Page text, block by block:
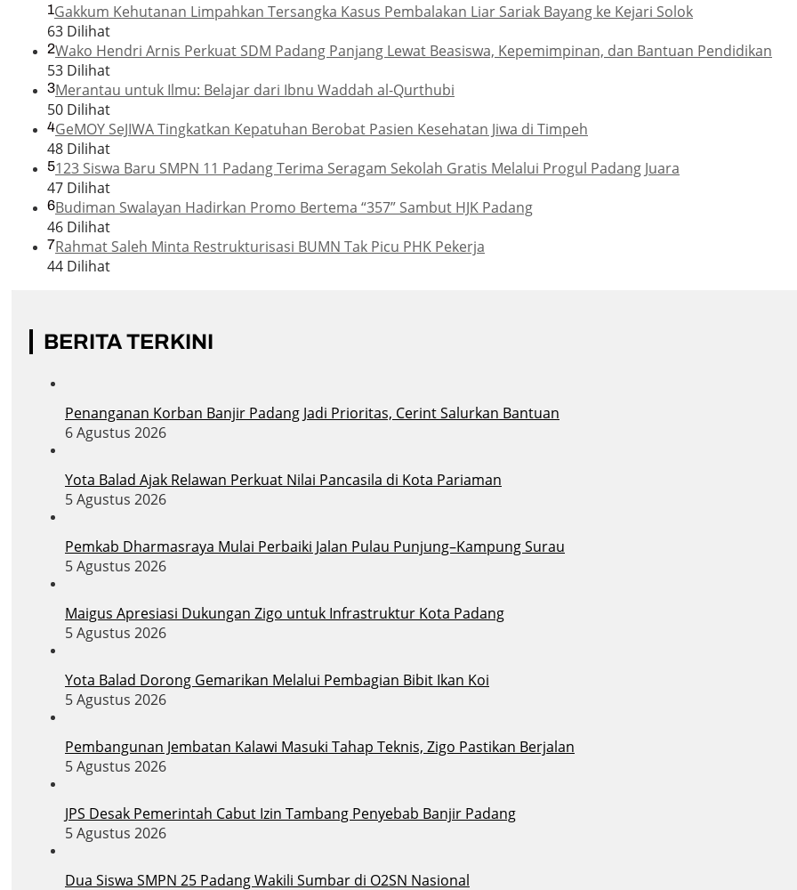
1Gakkum Kehutanan Limpahkan Tersangka Kasus Pembalakan Liar Sariak Bayang ke Kejari Solok
63 Dilihat
2Wako Hendri Arnis Perkuat SDM Padang Panjang Lewat Beasiswa, Kepemimpinan, dan Bantuan Pendidikan
53 Dilihat
3Merantau untuk Ilmu: Belajar dari Ibnu Waddah al-Qurthubi
50 Dilihat
4GeMOY SeJIWA Tingkatkan Kepatuhan Berobat Pasien Kesehatan Jiwa di Timpeh
48 Dilihat
5123 Siswa Baru SMPN 11 Padang Terima Seragam Sekolah Gratis Melalui Progul Padang Juara
47 Dilihat
6Budiman Swalayan Hadirkan Promo Bertema “357” Sambut HJK Padang
46 Dilihat
7Rahmat Saleh Minta Restrukturisasi BUMN Tak Picu PHK Pekerja
44 Dilihat
BERITA TERKINI
Penanganan Korban Banjir Padang Jadi Prioritas, Cerint Salurkan Bantuan
6 Agustus 2026
Yota Balad Ajak Relawan Perkuat Nilai Pancasila di Kota Pariaman
5 Agustus 2026
Pemkab Dharmasraya Mulai Perbaiki Jalan Pulau Punjung–Kampung Surau
5 Agustus 2026
Maigus Apresiasi Dukungan Zigo untuk Infrastruktur Kota Padang
5 Agustus 2026
Yota Balad Dorong Gemarikan Melalui Pembagian Bibit Ikan Koi
5 Agustus 2026
Pembangunan Jembatan Kalawi Masuki Tahap Teknis, Zigo Pastikan Berjalan
5 Agustus 2026
JPS Desak Pemerintah Cabut Izin Tambang Penyebab Banjir Padang
5 Agustus 2026
Dua Siswa SMPN 25 Padang Wakili Sumbar di O2SN Nasional